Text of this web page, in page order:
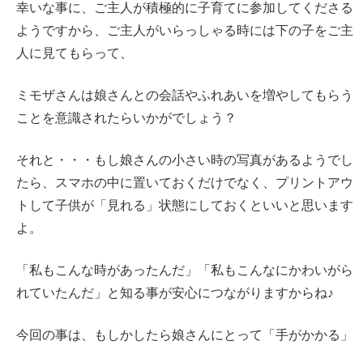
幸いな事に、ご主人が積極的に子育てに参加してくださる
ようですから、ご主人がいらっしゃる時には下の子をご主
人に見てもらって、
ミモザさんは娘さんとの会話やふれあいを増やしてもらう
ことを意識されたらいかがでしょう？
それと・・・もし娘さんの小さい時の写真があるようでし
たら、スマホの中に置いておくだけでなく、プリントアウ
トして子供が「見れる」状態にしておくといいと思います
よ。
「私もこんな時があったんだ」「私もこんなにかわいがら
れていたんだ」と知る事が安心につながりますからね♪
今回の事は、もしかしたら娘さんにとって「手がかかる」